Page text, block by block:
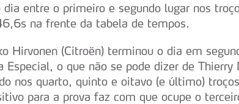
dia entre o primeiro e segundo lugar nos
na frente da tabela de tempos.
Hirvonen (Citroën) terminou o dia em
Especial, o que não se pode dizer de
nos quarto, quinto e oitavo (e último)
para a prova faz com que ocupe o